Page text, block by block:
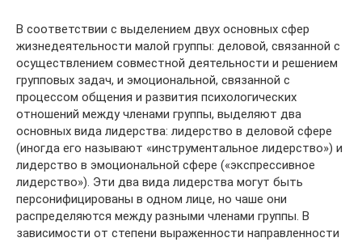
В соответствии с выделением двух основных сфер
жизнедеятельности малой группы: деловой, связанной с
осуществлением совместной деятельности и решением
групповых задач, и эмоциональной, связанной с
процессом общения и развития психологических
отношений между членами группы, выделяют два
основных вида лидерства: лидерство в деловой сфере
(иногда его называют «инструментальное лидерство») и
лидерство в эмоциональной сфере («экспрессивное
лидерство»). Эти два вида лидерства могут быть
персонифицированы в одном лице, но чаше они
распределяются между разными членами группы. В
зависимости от степени выраженности направленности